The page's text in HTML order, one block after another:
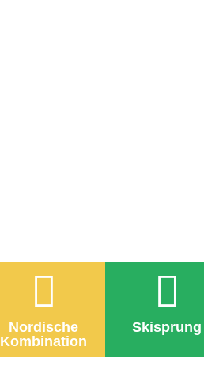
Nordische
Kombination
Skisprung